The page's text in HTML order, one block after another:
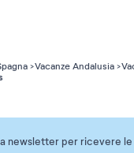
Vacanze Andalusia
newsletter per ricevere